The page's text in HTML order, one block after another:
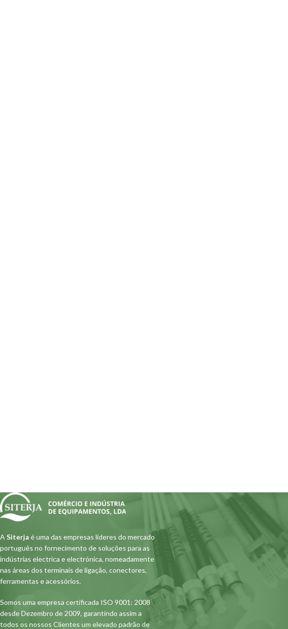
A Siterja é uma das empresas lideres do mercado
português no fornecimento de soluções para as
indústrias electrica e electrónica, nomeadamente
nas áreas dos terminais de ligação, conectores,
ferramentas e acessórios.
Somos uma empresa certificada ISO 9001: 2008
desde Dezembro de 2009, garantindo assim a
todos os nossos Clientes um elevado padrão de